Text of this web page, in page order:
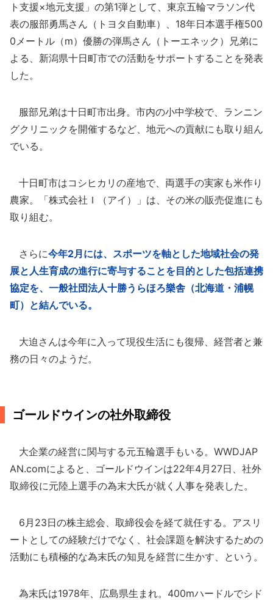
ト支援×地元支援」の第1弾として、東京五輪マラソン代
表の服部勇馬さん（トヨタ自動車）、18年日本選手権500
0メートル（m）優勝の弾馬さん（トーエネック）兄弟に
よる、新潟県十日町市での活動をサポートすることを発表
した。
服部兄弟は十日町市出身。市内の小中学校で、ランニン
グクリニックを開催するなど、地元への貢献にも取り組ん
でいる。
十日町市はコシヒカリの産地で、両選手の実家も米作り
農家。「株式会社Ｉ（アイ）」は、その米の販売促進にも
取り組む。
さらに今年2月には、スポーツを軸とした地域社会の発
展と人生育成の進行に寄与することを目的とした包括連携
協定を、一般社団法人十勝うらほろ樂舎（北海道・浦幌
町）と結んでいる。
大迫さんは今年に入って現役生活にも復帰、経営者と兼
務の日々のようだ。
ゴールドウインの社外取締役
大企業の経営に関与する元五輪選手もいる。WWDJAP
AN.comによると、ゴールドウインは22年4月27日、社外
取締役に元陸上選手の為末大氏が就く人事を発表した。
6月23日の株主総会、取締役会を経て就任する。アスリ
ートとしての経験だけでなく、社会課題を解決するための
活動にも積極的な為末氏の知見を経営に生かす、という。
為末氏は1978年、広島県生まれ。400mハードルでシド